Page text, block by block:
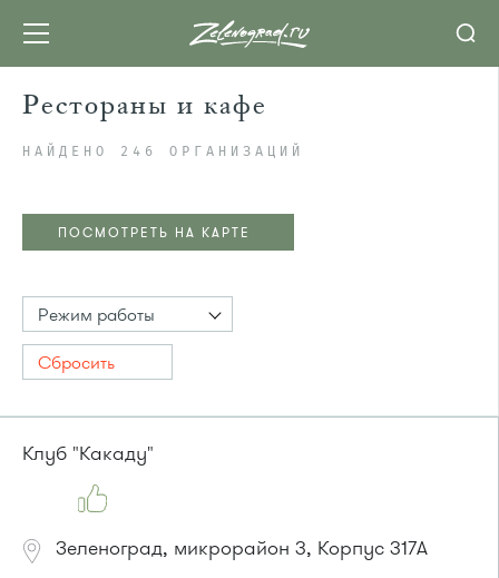
Рестораны и кафе
НАЙДЕНО 246 ОРГАНИЗАЦИЙ
ПОСМОТРЕТЬ НА КАРТЕ
Режим работы
Сбросить
Клуб "Какаду"
Зеленоград, микрорайон 3, Корпус 317А